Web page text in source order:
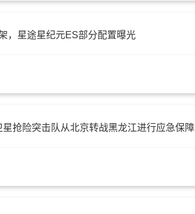
，星途星纪元ES部分配置曝光
抢险突击队从北京转战黑龙江进行应急保障